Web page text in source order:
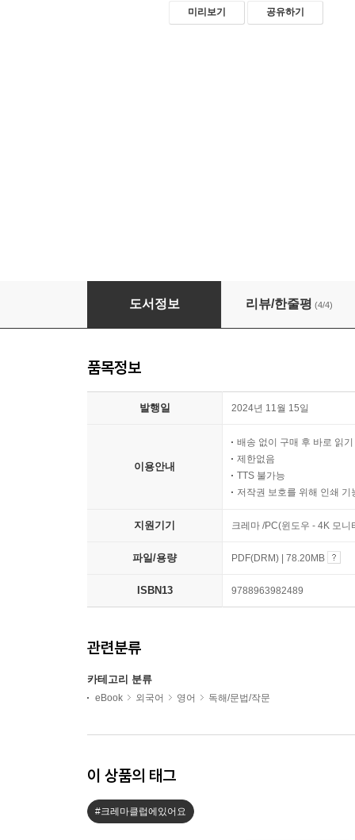
미리보기 공유하기
통문장으로 꼬리물고 외우는 영어명언
도서정보 리뷰/한줄평 (4/4)
품목정보
발행일 2024년 11월 15일
이용안내
배송 없이 구매 후 바로 읽기
제한없음
TTS 불가능
저작권 보호를 위해 인쇄 기
지원기기 크레마 /PC(윈도우 - 4K 모
파일/용량 PDF(DRM) | 78.20MB
ISBN13 9788963982489
관련분류
카테고리 분류
eBook 외국어 영어 독해/문법/작문
이 상품의 태그
#크레마클럽에있어요